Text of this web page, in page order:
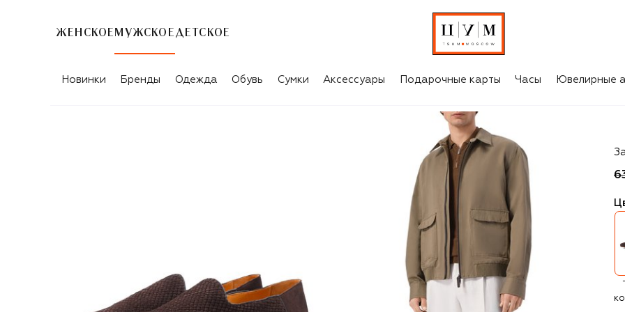
ЖЕНСКОЕ МУЖСКОЕ ДЕТСКОЕ
Новинки Бренды Одежда Обувь Сумки Аксессуары Подарочные карты Часы Ювелирные